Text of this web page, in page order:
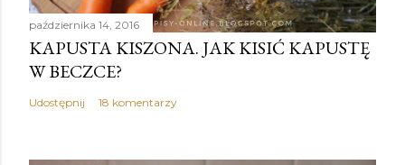
października 14, 2016
KAPUSTA KISZONA. JAK KISIĆ KAPUSTĘ
W BECZCE?
Udostępnij 18 komentarzy